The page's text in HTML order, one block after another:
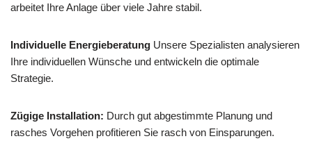
arbeitet Ihre Anlage über viele Jahre stabil.
Individuelle Energieberatung Unsere Spezialisten analysieren
Ihre individuellen Wünsche und entwickeln die optimale
Strategie.
Zügige Installation: Durch gut abgestimmte Planung und
rasches Vorgehen profitieren Sie rasch von Einsparungen.